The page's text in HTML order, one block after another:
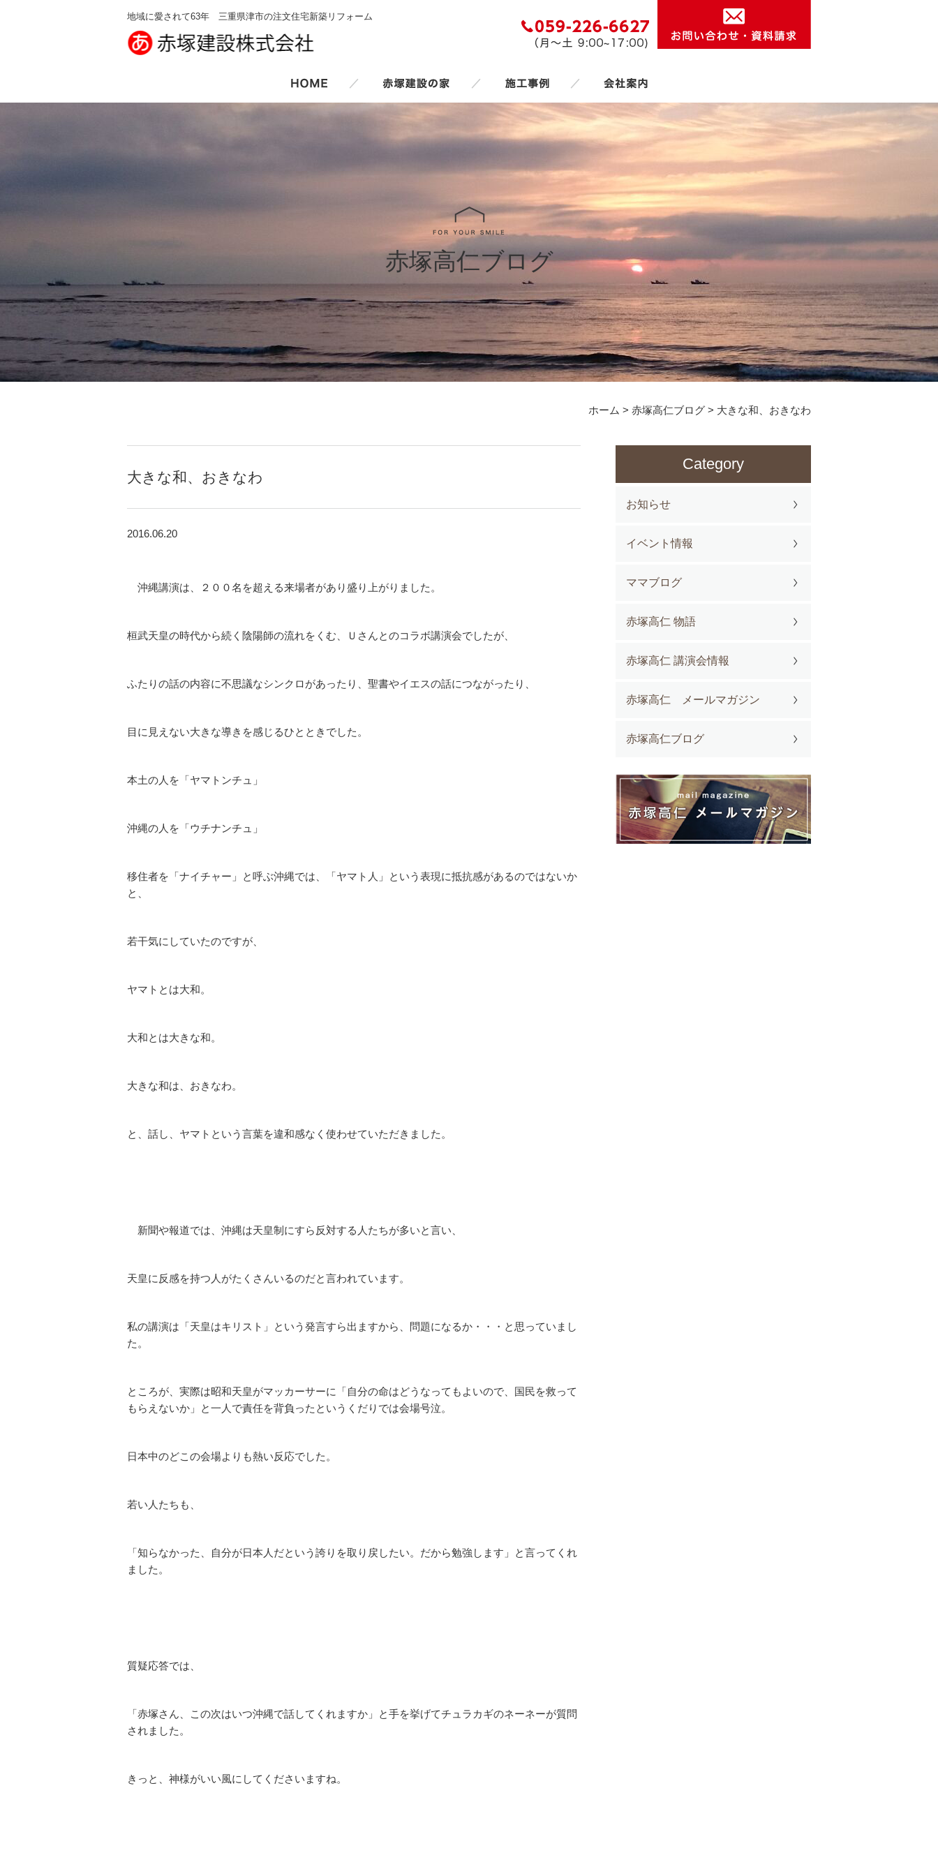
地域に愛されて63年 三重県津市の注文住宅新築リフォーム
／ ／ ／
赤塚高仁ブログ
ホーム > 赤塚高仁ブログ > 大きな和、おきなわ
大きな和、おきなわ
2016.06.20
沖縄講演は、２００名を超える来場者があり盛り上がりました。
桓武天皇の時代から続く陰陽師の流れをくむ、Ｕさんとのコラボ講演会でしたが、
ふたりの話の内容に不思議なシンクロがあったり、聖書やイエスの話につながったり、
目に見えない大きな導きを感じるひとときでした。
本土の人を「ヤマトンチュ」
沖縄の人を「ウチナンチュ」
移住者を「ナイチャー」と呼ぶ沖縄では、「ヤマト人」という表現に抵抗感があるのではないか
と、
若干気にしていたのですが、
ヤマトとは大和。
大和とは大きな和。
大きな和は、おきなわ。
と、話し、ヤマトという言葉を違和感なく使わせていただきました。
新聞や報道では、沖縄は天皇制にすら反対する人たちが多いと言い、
天皇に反感を持つ人がたくさんいるのだと言われています。
私の講演は「天皇はキリスト」という発言すら出ますから、問題になるか・・・と思っていまし
た。
ところが、実際は昭和天皇がマッカーサーに「自分の命はどうなってもよいので、国民を救って
もらえないか」と一人で責任を背負ったというくだりでは会場号泣。
日本中のどこの会場よりも熱い反応でした。
若い人たちも、
「知らなかった、自分が日本人だという誇りを取り戻したい。だから勉強します」と言ってくれ
ました。
質疑応答では、
「赤塚さん、この次はいつ沖縄で話してくれますか」と手を挙げてチュラカギのネーネーが質問
されました。
きっと、神様がいい風にしてくださいますね。
Category
お知らせ
イベント情報
ママブログ
赤塚高仁 物語
赤塚高仁 講演会情報
赤塚高仁 メールマガジン
赤塚高仁ブログ